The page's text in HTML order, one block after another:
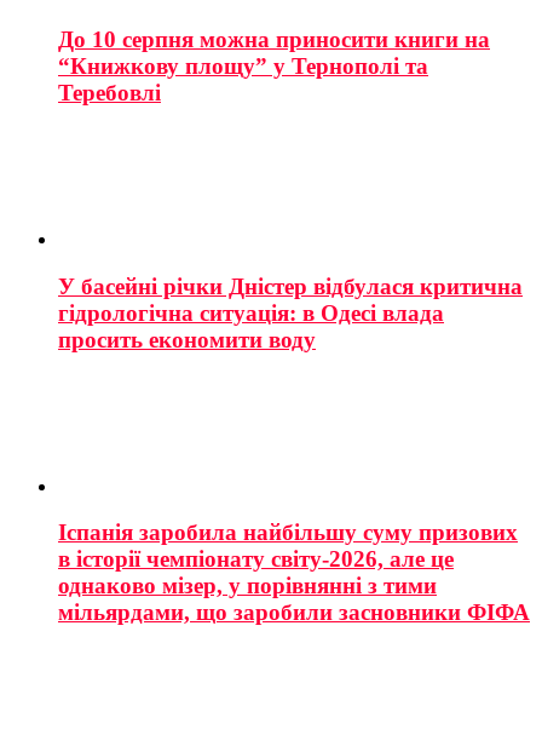
До 10 серпня можна приносити книги на
“Книжкову площу” у Тернополі та
Теребовлі
У басейні річки Дністер відбулася критична
гідрологічна ситуація: в Одесі влада
просить економити воду
Іспанія заробила найбільшу суму призових
в історії чемпіонату світу-2026, але це
однаково мізер, у порівнянні з тими
мільярдами, що заробили засновники ФІФА